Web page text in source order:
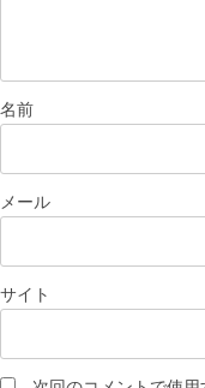
名前
メール
サイト